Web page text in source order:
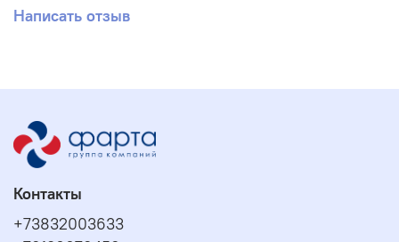
Написать отзыв
Контакты
+73832003633